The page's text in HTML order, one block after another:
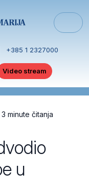
+385 1 2327000
Video stream
3 minute čitanja
u